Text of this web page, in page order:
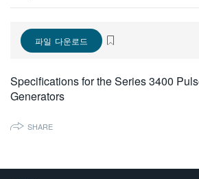
VIỆT NAM
日本語
파일 다운로드
Specifications for the Series 3400
Generators
SHARE